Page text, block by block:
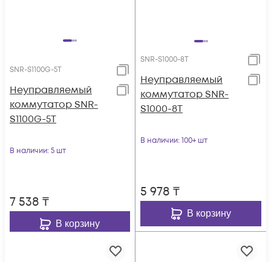
SNR-S1100G-5T
Неуправляемый
коммутатор SNR-
S1100G-5T
В наличии: 5 шт
7 538 ₸
В корзину
SNR-S1000-8T
Неуправляемый
коммутатор SNR-
S1000-8T
В наличии: 100+ шт
5 978 ₸
В корзину